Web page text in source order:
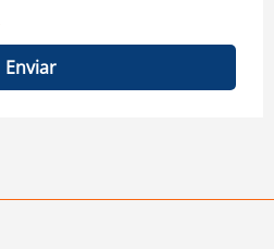
Enviar